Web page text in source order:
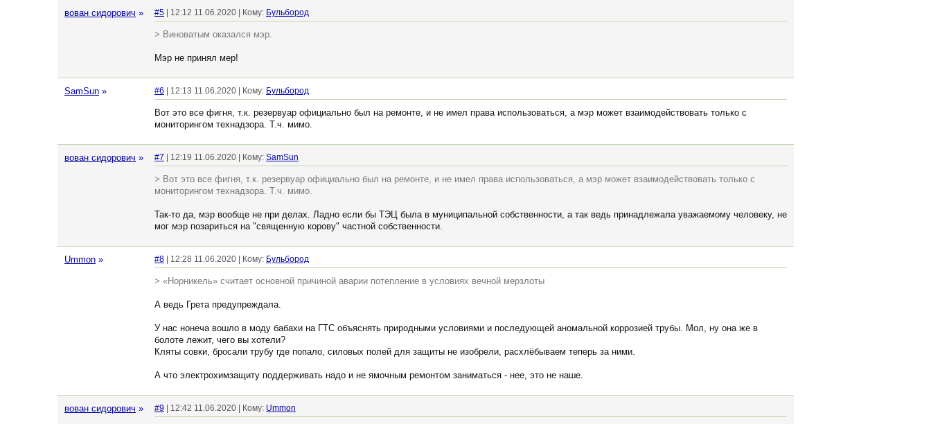
вован сидорович » #5 | 12:12 11.06.2020 | Кому: Бульбород
> Виноватым оказался мэр.
Мэр не принял мер!
SamSun » #6 | 12:13 11.06.2020 | Кому: Бульбород
Вот это все фигня, т.к. резервуар официально был на ремонте, и не имел права использоваться, а мэр может взаимодействовать только с
мониторингом технадзора. Т.ч. мимо.
вован сидорович » #7 | 12:19 11.06.2020 | Кому: SamSun
> Вот это все фигня, т.к. резервуар официально был на ремонте, и не имел права использоваться, а мэр может взаимодействовать только с
мониторингом технадзора. Т.ч. мимо.
Так-то да, мэр вообще не при делах. Ладно если бы ТЭЦ была в муниципальной собственности, а так ведь принадлежала уважаемому человеку, не
мог мэр позариться на "священную корову" частной собственности.
Ummon » #8 | 12:28 11.06.2020 | Кому: Бульбород
> «Норникель» считает основной причиной аварии потепление в условиях вечной мерзлоты
А ведь Грета предупреждала.
У нас нонеча вошло в моду бабахи на ГТС объяснять природными условиями и последующей аномальной коррозией трубы. Мол, ну она же в
болоте лежит, чего вы хотели?
Кляты совки, бросали трубу где попало, силовых полей для защиты не изобрели, расхлёбываем теперь за ними.
А что электрохимзащиту поддерживать надо и не ямочным ремонтом заниматься - нее, это не наше.
вован сидорович » #9 | 12:42 11.06.2020 | Кому: Ummon